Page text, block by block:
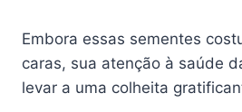
Embora essas sementes
caras, sua atenção à saúde
levar a uma colheita